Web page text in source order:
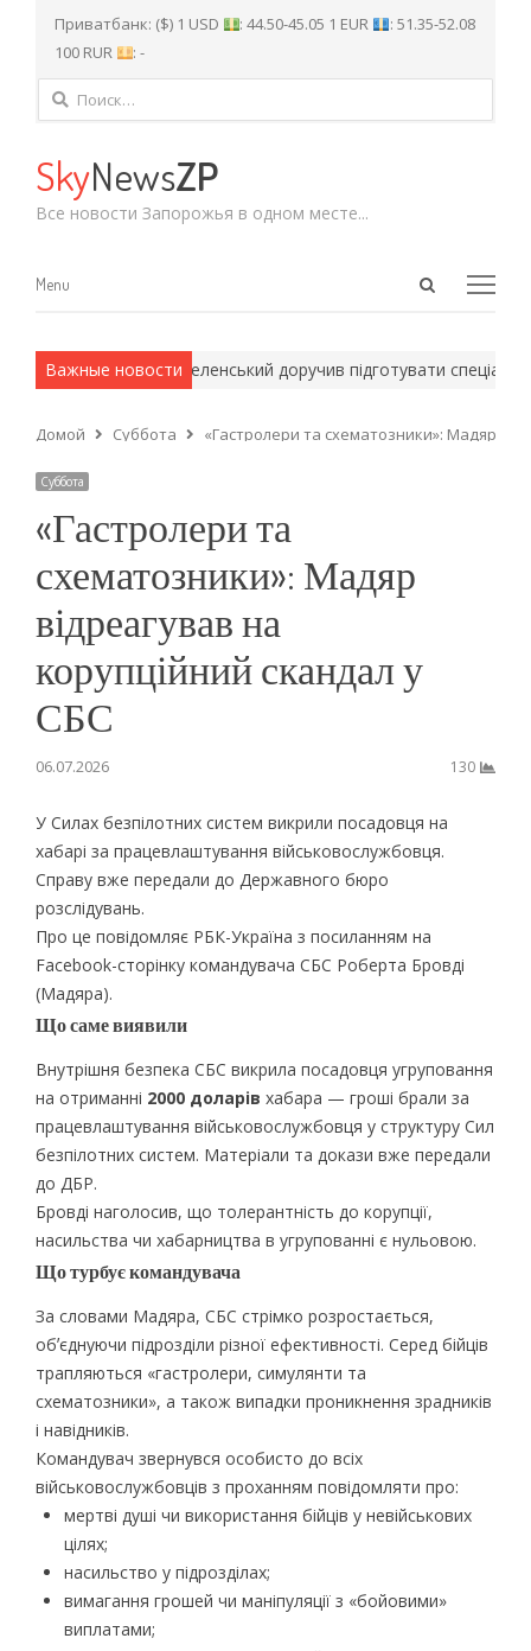
Приватбанк: ($) 1 USD : 44.50-45.05 1 EUR
: 51.35-52.08
100 RUR
: -
Найти:
SkyNewsZP
Все новости Запорожья в одном месте...
Open
Menu
Menu
Важные новости
методы. Зеленський доручив підготувати
Домой Суббота «Гастролери та схематозники»: Мадяр
Суббота
«Гастролери та
схематозники»: Мадяр
відреагував на
корупційний скандал у
СБС
06.07.2026 130
У Силах безпілотних систем викрили посадовця на
хабарі за працевлаштування військовослужбовця.
Справу вже передали до Державного бюро
розслідувань.
Про це повідомляє РБК-Україна з посиланням на
Facebook-сторінку командувача СБС Роберта Бровді
(Мадяра).
Що саме виявили
Внутрішня безпека СБС викрила посадовця угруповання
на отриманні 2000 доларів хабара — гроші брали за
працевлаштування військовослужбовця у структуру Сил
безпілотних систем. Матеріали та докази вже передали
до ДБР.
Бровді наголосив, що толерантність до корупції,
насильства чи хабарництва в угрупованні є нульовою.
Що турбує командувача
За словами Мадяра, СБС стрімко розростається,
обʼєднуючи підрозділи різної ефективності. Серед бійців
трапляються «гастролери, симулянти та
схематозники», а також випадки проникнення зрадників
і навідників.
Командувач звернувся особисто до всіх
військовослужбовців з проханням повідомляти про:
мертві душі чи використання бійців у невійськових
цілях;
насильство у підрозділах;
вимагання грошей чи маніпуляції з «бойовими»
виплатами;